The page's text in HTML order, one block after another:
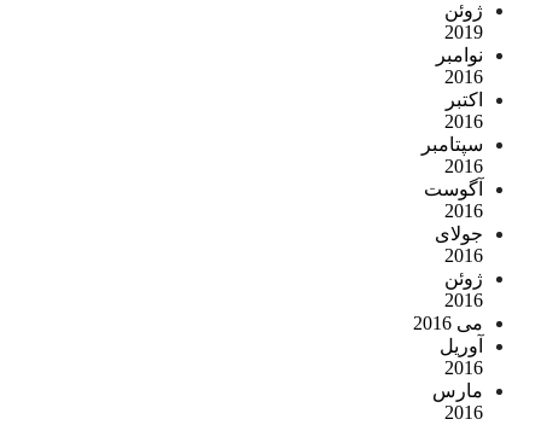
ژوئن
2019
نوامبر
2016
اکتبر
2016
سپتامبر
2016
آگوست
2016
جولای
2016
ژوئن
2016
می 2016
آوریل
2016
مارس
2016